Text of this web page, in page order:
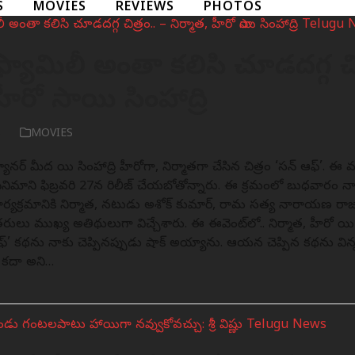
MOVIES REVIEWS PHOTOS
MOVIES